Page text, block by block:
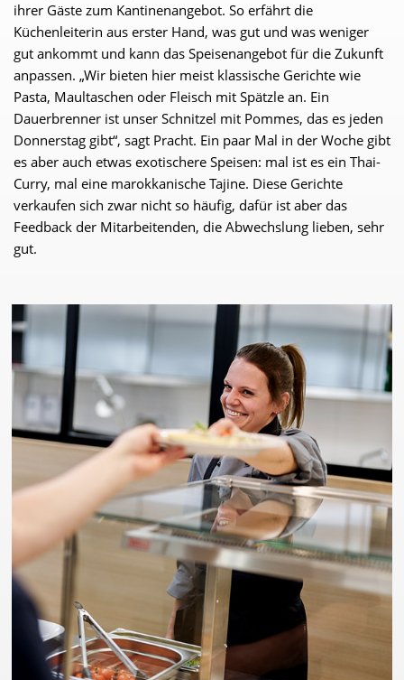
ihrer Gäste zum Kantinenangebot. So erfährt die
Küchenleiterin aus erster Hand, was gut und was weniger
gut ankommt und kann das Speisenangebot für die Zukunft
anpassen. „Wir bieten hier meist klassische Gerichte wie
Pasta, Maultaschen oder Fleisch mit Spätzle an. Ein
Dauerbrenner ist unser Schnitzel mit Pommes, das es jeden
Donnerstag gibt“, sagt Pracht. Ein paar Mal in der Woche gibt
es aber auch etwas exotischere Speisen: mal ist es ein Thai-
Curry, mal eine marokkanische Tajine. Diese Gerichte
verkaufen sich zwar nicht so häufig, dafür ist aber das
Feedback der Mitarbeitenden, die Abwechslung lieben, sehr
gut.